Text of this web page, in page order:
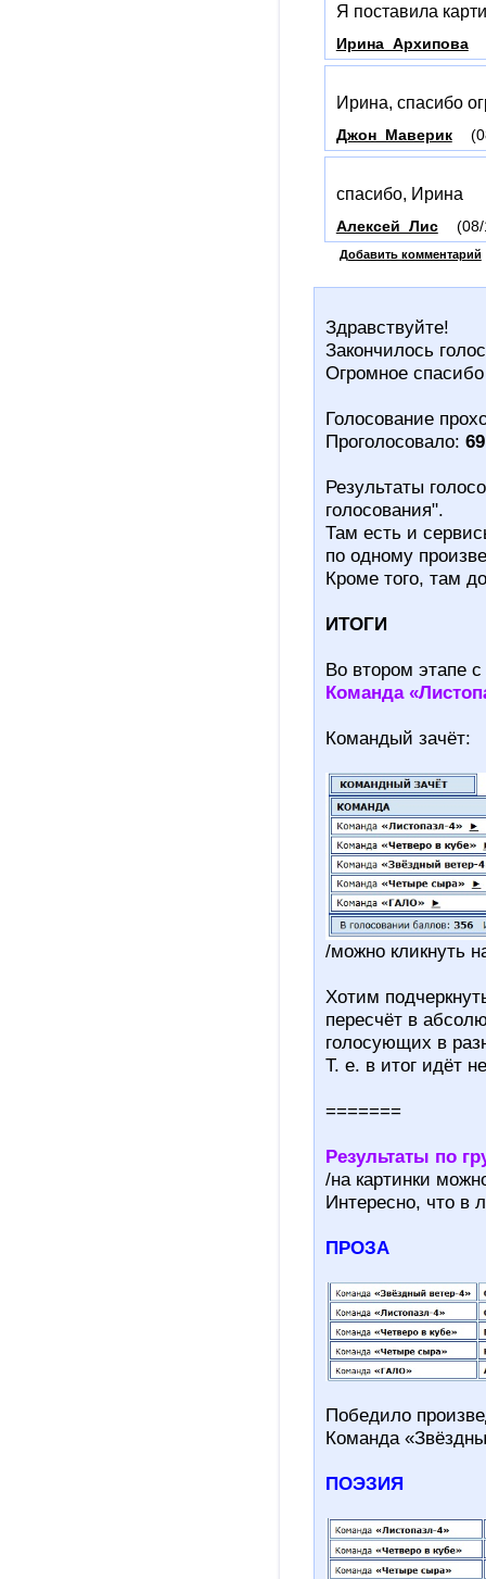
Я поставила
Ирина_Архипова
Ирина, спасибо
Джон_Маверик
спасибо, Ирина
Алексей_Лис
Добавить комментарий
Здравствуйте!
Закончилось
Огромное
Голосование
Проголосовало: 69
Результаты
голосования".
Там есть и
по одному
Кроме того, там
ИТОГИ
Во втором этапе
Команда
Командый зачёт:
/можно кликнуть
Хотим
пересчёт в
голосующих в
Т. е. в итог идёт
=======
Результаты по
/на картинки
Интересно, что в
ПРОЗА
Победило
Команда
ПОЭЗИЯ